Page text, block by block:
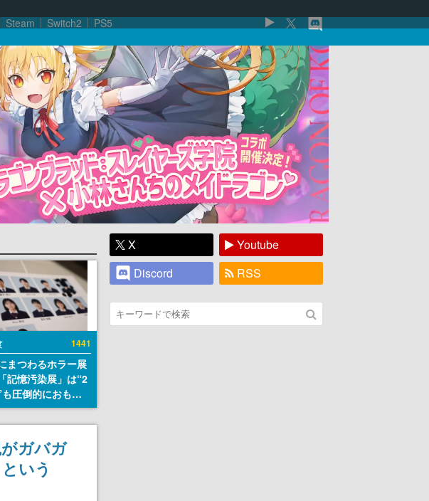
Steam Switch2 PS5
1441
まつわるホラー展
記憶汚染展」は“2
も圧倒的におもし
自分の記憶が“汚
た”ことに気づい
、展示の意味が変
1周目はホラーと
2周目はミステリ
ガバガ
いう
X
Youtube
Discord
RSS